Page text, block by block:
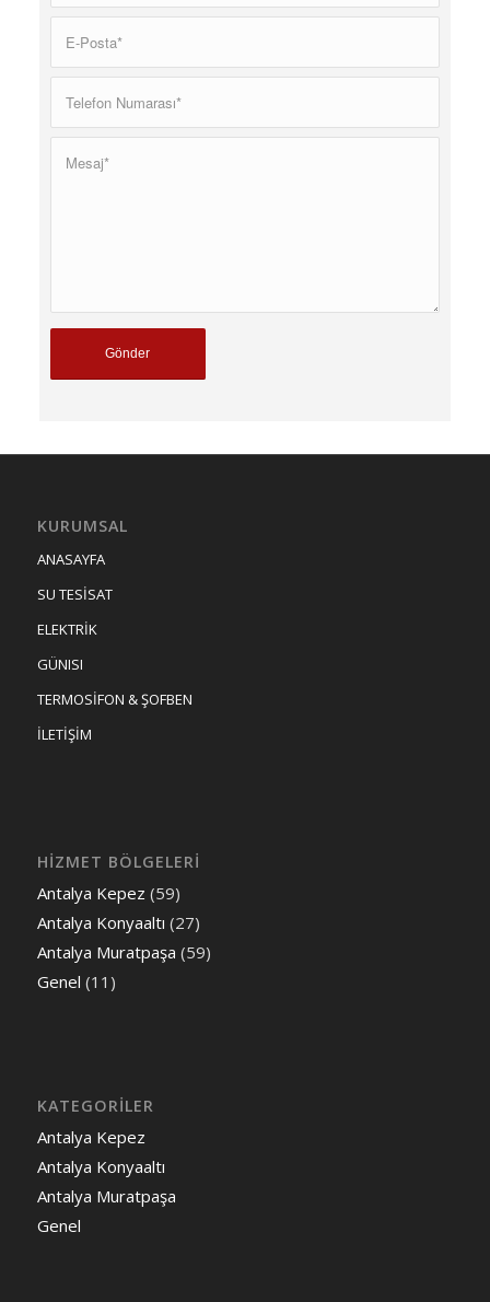
KURUMSAL
ANASAYFA
SU TESİSAT
ELEKTRİK
GÜNISI
TERMOSİFON & ŞOFBEN
İLETİŞİM
HİZMET BÖLGELERİ
Antalya Kepez (59)
Antalya Konyaaltı (27)
Antalya Muratpaşa (59)
Genel (11)
KATEGORILER
Antalya Kepez
Antalya Konyaaltı
Antalya Muratpaşa
Genel